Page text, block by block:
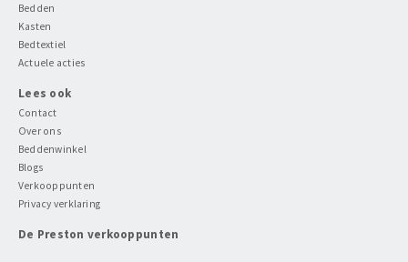
Bedden
Kasten
Bedtextiel
Actuele acties
Lees ook
Contact
Over ons
Beddenwinkel
Blogs
Verkooppunten
Privacy verklaring
De Preston verkooppunten